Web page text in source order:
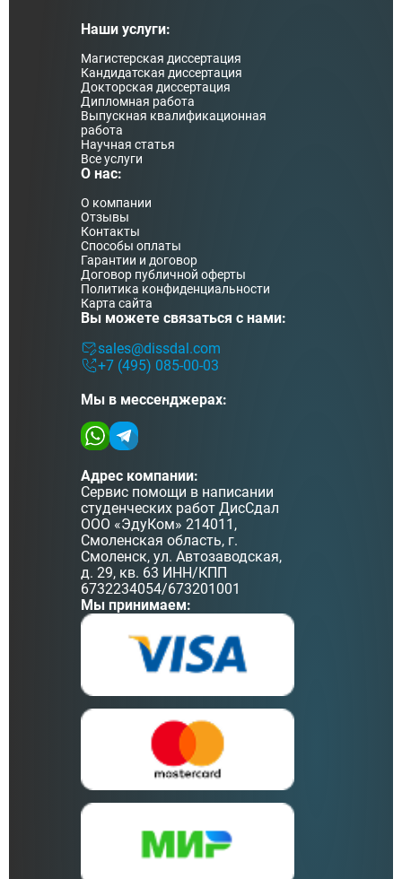
Наши услуги:
Магистерская диссертация
Кандидатская диссертация
Докторская диссертация
Дипломная работа
Выпускная квалификационная
работа
Научная статья
Все услуги
О нас:
О компании
Отзывы
Контакты
Способы оплаты
Гарантии и договор
Договор публичной оферты
Политика конфиденциальности
Карта сайта
Вы можете связаться с нами:
sales@dissdal.com
+7 (495) 085-00-03
Мы в мессенджерах:
Адрес компании:
Сервис помощи в написании
студенческих работ ДисСдал
ООО «ЭдуКом» 214011,
Смоленская область, г.
Смоленск, ул. Автозаводская,
д. 29, кв. 63 ИНН/КПП
6732234054/673201001
Мы принимаем: